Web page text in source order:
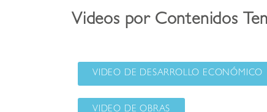
Videos por Contenidos
VIDEO DE DESARROLLO ECONÓMICO
VIDEO DE OBRAS